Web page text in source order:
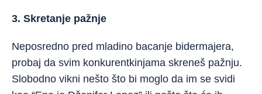
3. Skretanje pažnje
Neposredno pred mladino bacanje bidermajera,
probaj da svim konkurentkinjama skreneš pažnju.
Slobodno vikni nešto što bi moglo da im se svidi